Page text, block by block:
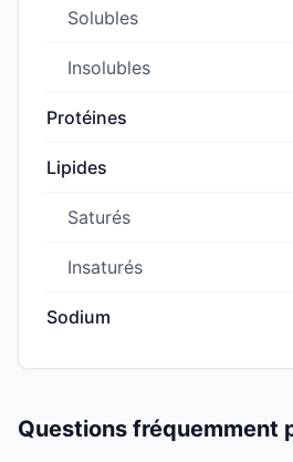
Solubles
Insolubles
Protéines
Lipides
Saturés
Insaturés
Sodium
Questions fréquemment